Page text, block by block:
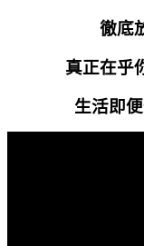
徹底
真正在乎
生活即